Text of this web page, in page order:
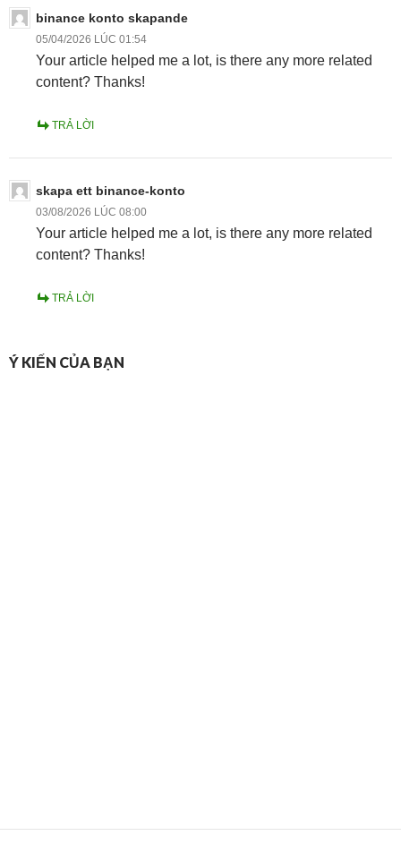
binance konto skapande
05/04/2026 LÚC 01:54
Your article helped me a lot, is there any more related
content? Thanks!
TRẢ LỜI
skapa ett binance-konto
03/08/2026 LÚC 08:00
Your article helped me a lot, is there any more related
content? Thanks!
TRẢ LỜI
Ý KIẾN CỦA BẠN